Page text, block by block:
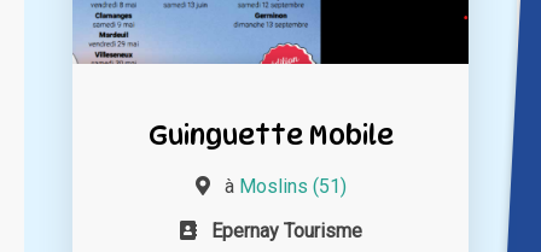
Guinguette Mobile
à Moslins (51)
Epernay Tourisme